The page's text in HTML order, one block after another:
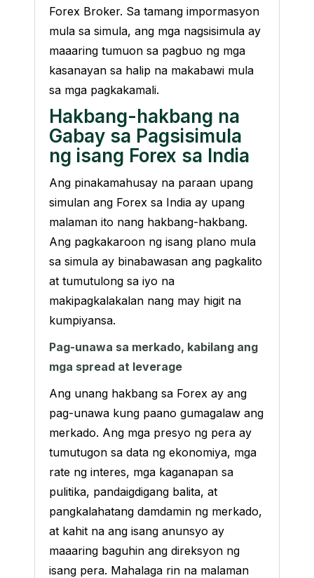
Forex Broker. Sa tamang impormasyon
mula sa simula, ang mga nagsisimula ay
maaaring tumuon sa pagbuo ng mga
kasanayan sa halip na makabawi mula
sa mga pagkakamali.
Hakbang-hakbang na
Gabay sa Pagsisimula
ng isang Forex sa India
Ang pinakamahusay na paraan upang
simulan ang Forex sa India ay upang
malaman ito nang hakbang-hakbang.
Ang pagkakaroon ng isang plano mula
sa simula ay binabawasan ang pagkalito
at tumutulong sa iyo na
makipagkalakalan nang may higit na
kumpiyansa.
Pag-unawa sa merkado, kabilang ang
mga spread at leverage
Ang unang hakbang sa Forex ay ang
pag-unawa kung paano gumagalaw ang
merkado. Ang mga presyo ng pera ay
tumutugon sa data ng ekonomiya, mga
rate ng interes, mga kaganapan sa
pulitika, pandaigdigang balita, at
pangkalahatang damdamin ng merkado,
at kahit na ang isang anunsyo ay
maaaring baguhin ang direksyon ng
isang pera. Mahalaga rin na malaman